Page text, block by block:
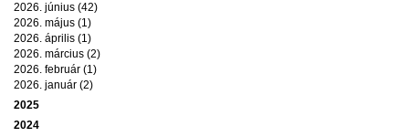
2026. június (42)
2026. május (1)
2026. április (1)
2026. március (2)
2026. február (1)
2026. január (2)
2025
2024